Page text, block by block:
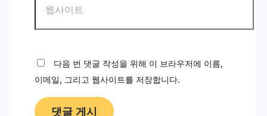
트
다음 번 댓글 작성을 위해 이 브라우저에 이름,
이메일, 그리고 웹사이트를 저장합니다.